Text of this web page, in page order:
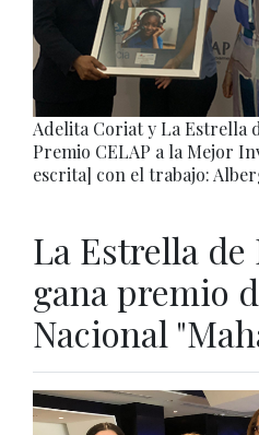
Adelita Coriat y La Estrella
Premio CELAP a la Mejor
escrita] con el trabajo:
La Estrella de
gana premio
Nacional